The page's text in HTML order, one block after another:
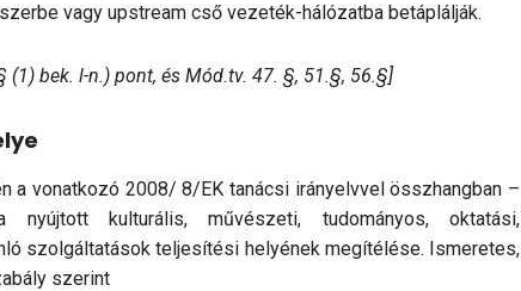
vagy upstream cső vezeték-hálózatba betáplálják.
bek. l-n.) pont, és Mód.tv. 47. §, 51.§, 56.§]
a vonatkozó 2008/ 8/EK tanácsi irányelvvel összhangban –
nyújtott kulturális, művészeti, tudományos, oktatási,
szolgáltatások teljesítési helyének megítélése. Ismeretes,
szerint